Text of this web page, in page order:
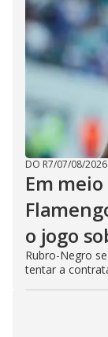
DO R7/07/08/2026
Em
o jogo
Rubro-Negro
tentar a